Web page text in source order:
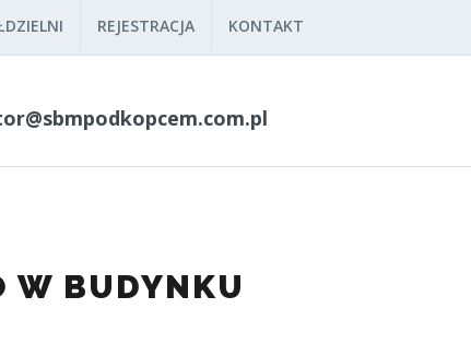
REJESTRACJA KONTAKT
W BUDYNKU